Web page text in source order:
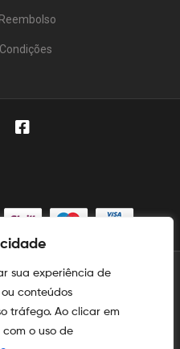
sua experiência de
conteúdos
tráfego. Ao clicar em
o uso de
são marcas registradas no
intelectual e industrial.